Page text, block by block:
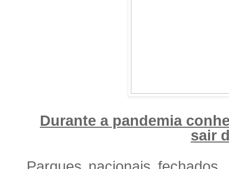
Durante a pandemia
sair